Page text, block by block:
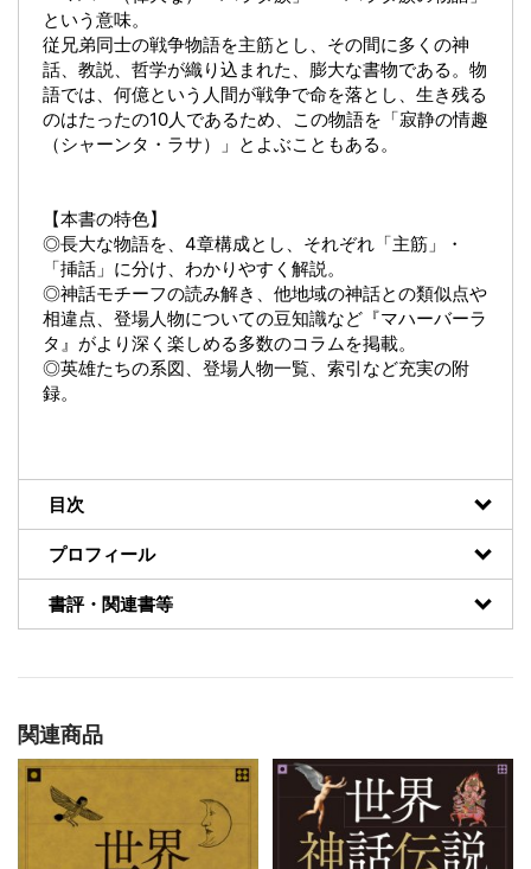
という意味。
従兄弟同士の戦争物語を主筋とし、その間に多くの神
話、教説、哲学が織り込まれた、膨大な書物である。物
語では、何億という人間が戦争で命を落とし、生き残る
のはたったの10人であるため、この物語を「寂静の情趣
（シャーンタ・ラサ）」とよぶこともある。
【本書の特色】
◎長大な物語を、4章構成とし、それぞれ「主筋」・
「挿話」に分け、わかりやすく解説。
◎神話モチーフの読み解き、他地域の神話との類似点や
相違点、登場人物についての豆知識など『マハーバーラ
タ』がより深く楽しめる多数のコラムを掲載。
◎英雄たちの系図、登場人物一覧、索引など充実の附
録。
目次
プロフィール
書評・関連書等
関連商品